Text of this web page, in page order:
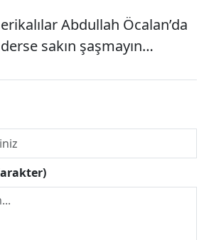
Abdullah Öcalan’da
sakın şaşmayın…